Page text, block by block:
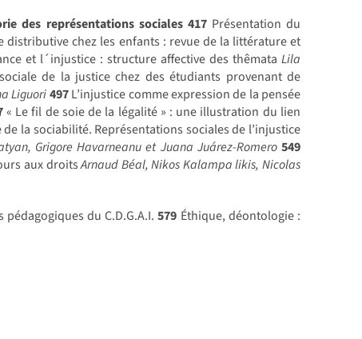
des représentations sociales 417Présentation du
distributive chez les enfants : revue de la littérature et
et l´injustice : structure affective des thêmata Lila
de la justice chez des étudiants provenant de
Liguori497L’injustice comme expression de la pensée
« Le fil de soie de la légalité » : une illustration du lien
la sociabilité. Représentations sociales de l’injustice
Grigore Havarneanu et Juana Juárez-Romero 549
aux droitsArnaud Béal, Nikos Kalampa likis, Nicolas
pédagogiques du C.D.G.A.I.579 Éthique, déontologie :